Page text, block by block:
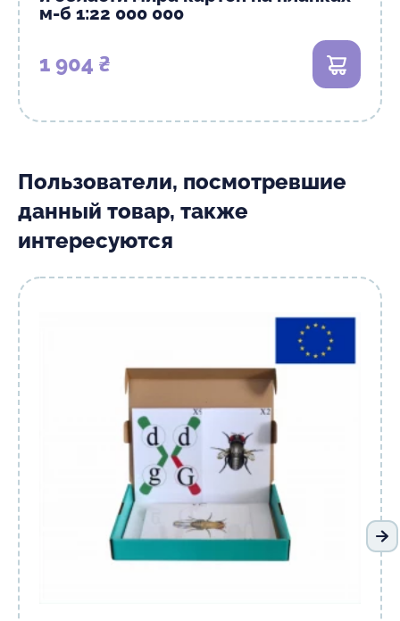
м-б 1:22 000 000
1 904 ₴ В
Пользователи, посмотревшие
данный товар, также
интересуются